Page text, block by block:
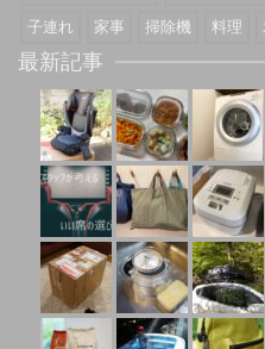
子連れ
家事 掃除機 料理
最新記事